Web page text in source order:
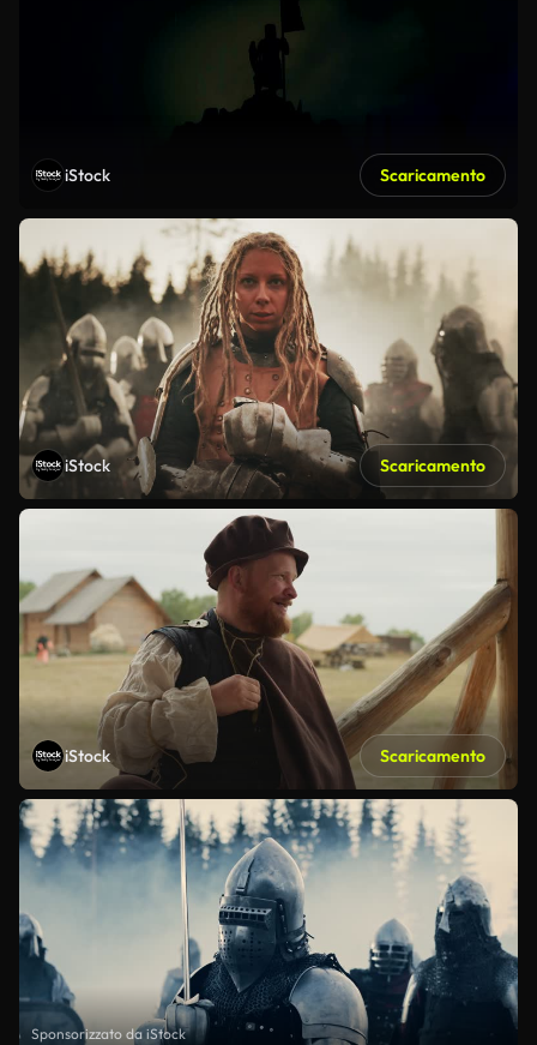
iStock Scaricamento
iStock Scaricamento
iStock Scaricamento
Sponsorizzato da iStock